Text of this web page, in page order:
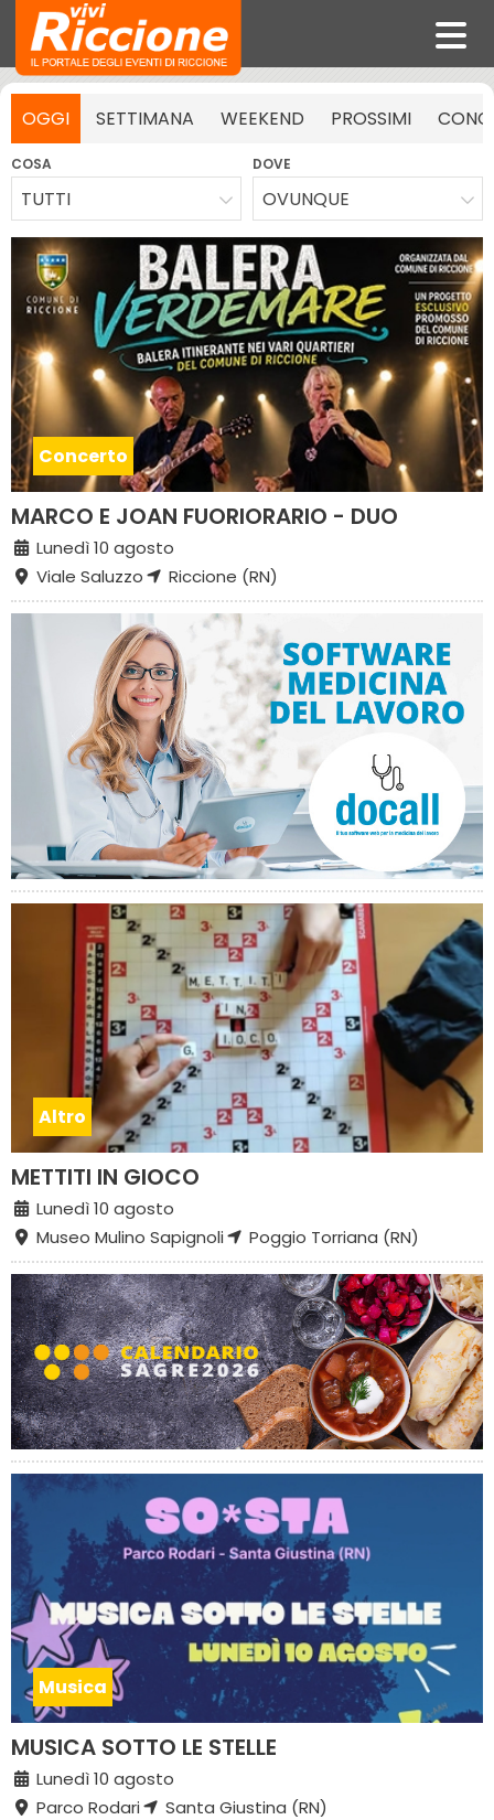
OGGI SETTIMANA WEEKEND PROSSIMI
COSA
TUTTI
DOVE
OVUNQUE
Concerto
MARCO E JOAN FUORIORARIO - DUO
Lunedì 10 agosto
Viale Saluzzo
Riccione (RN)
Altro
METTITI IN GIOCO
Lunedì 10 agosto
Museo Mulino Sapignoli
Poggio Torriana (RN)
Musica
MUSICA SOTTO LE STELLE
Lunedì 10 agosto
Parco Rodari
Santa Giustina (RN)